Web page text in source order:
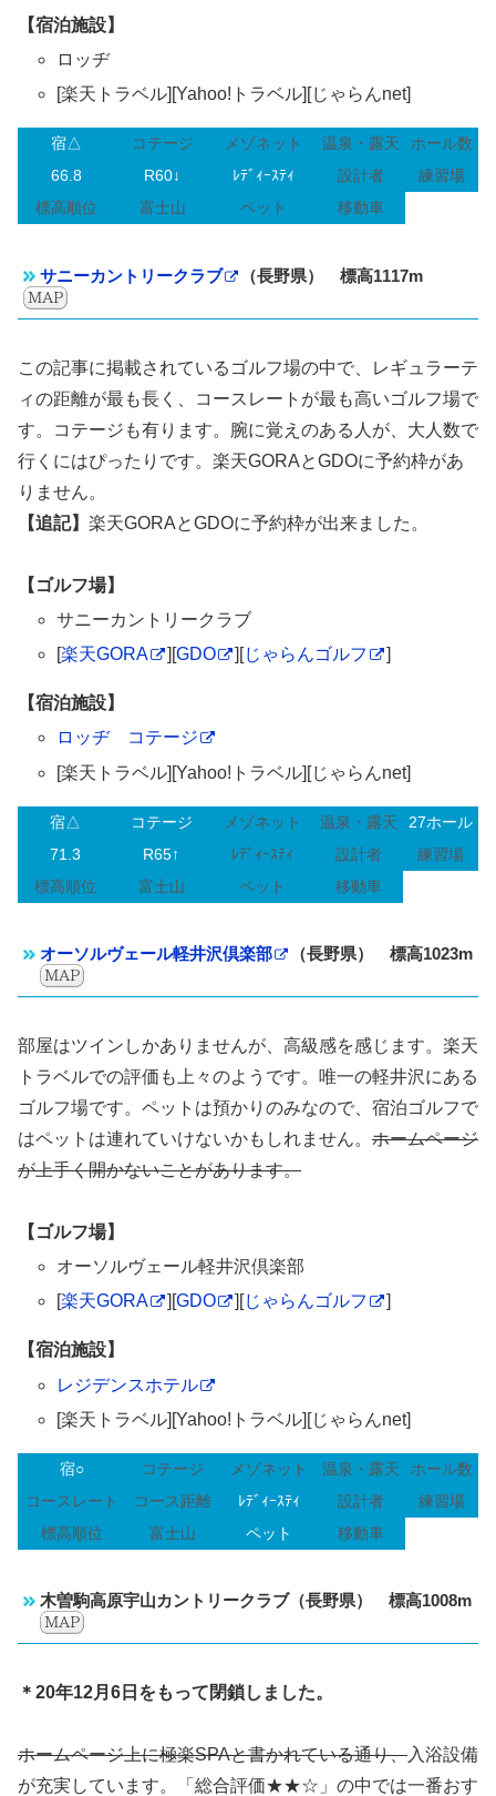
【宿泊施設】
ロッヂ
[楽天トラベル][Yahoo!トラベル][じゃらんnet]
宿△ コテージ メゾネット 温泉・露天
ホール数
66.8
R60↓ ﾚﾃﾞｨｰｽﾃｨ 設計者
練習場
標高順位
富士山 ペット 移動車
サニーカントリークラブ （長野県） 標高1117m
この記事に掲載されているゴルフ場の中で、レギュラーテ
ィの距離が最も長く、コースレートが最も高いゴルフ場で
す。コテージも有ります。腕に覚えのある人が、大人数で
行くにはぴったりです。楽天GORAとGDOに予約枠があ
りません。
【追記】 楽天GORAとGDOに予約枠が出来ました。
【ゴルフ場】
サニーカントリークラブ
[楽天GORA ][GDO ][じゃらんゴルフ ]
【宿泊施設】
ロッヂ コテージ
[楽天トラベル][Yahoo!トラベル][じゃらんnet]
宿△ コテージ メゾネット 温泉・露天
27ホール
71.3
R65↑ ﾚﾃﾞｨｰｽﾃｨ 設計者
練習場
標高順位
富士山 ペット 移動車
オーソルヴェール軽井沢倶楽部 （長野県） 標高1023m
部屋はツインしかありませんが、高級感を感じます。楽天
トラベルでの評価も上々のようです。唯一の軽井沢にある
ゴルフ場です。ペットは預かりのみなので、宿泊ゴルフで
はペットは連れていけないかもしれません。 ホームページ
が上手く開かないことがあります。
【ゴルフ場】
オーソルヴェール軽井沢倶楽部
[楽天GORA ][GDO ][じゃらんゴルフ ]
【宿泊施設】
レジデンスホテル
[楽天トラベル][Yahoo!トラベル][じゃらんnet]
宿○ コテージ メゾネット 温泉・露天
ホール数
コースレート
コース距離 ﾚﾃﾞｨｰｽﾃｨ 設計者
練習場
標高順位
富士山 ペット 移動車
木曽駒高原宇山カントリークラブ（長野県） 標高1008m
＊20年12月6日をもって閉鎖しました。
ホームページ上に極楽SPAと書かれている通り、入浴設備
が充実しています。「総合評価★★☆」の中では一番おす